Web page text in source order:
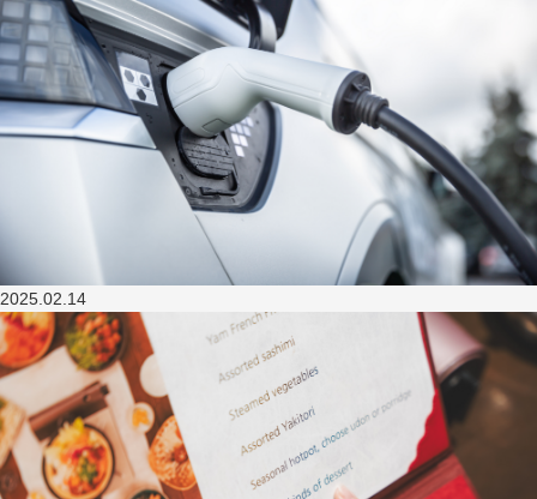
2025.02.14